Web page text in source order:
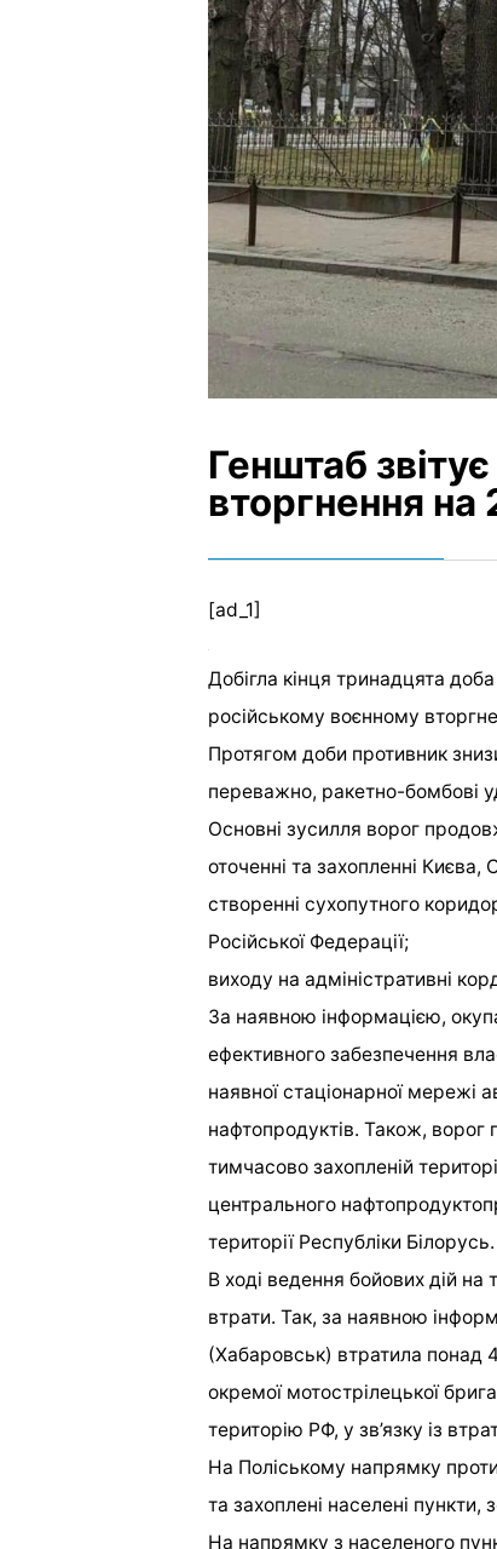
Генштаб
вторгнення
[ad_1]
Добігла кінця тринадцята
російському воєнному
Протягом доби противник
переважно, ракетно-бомбові
Основні зусилля ворог
оточенні та захопленні
створенні сухопутного
Російської Федерації;
виходу на адміністративні
За наявною інформацією,
ефективного забезпечення
наявної стаціонарної мережі
нафтопродуктів. Також,
тимчасово захопленій
центрального
території Республіки Білорусь.
В ході ведення бойових дій на
втрати. Так, за наявною
(Хабаровськ) втратила понад
окремої мотострілецької
територію РФ, у зв’язку із
На Поліському напрямку
та захоплені населені
На напрямку з населеного